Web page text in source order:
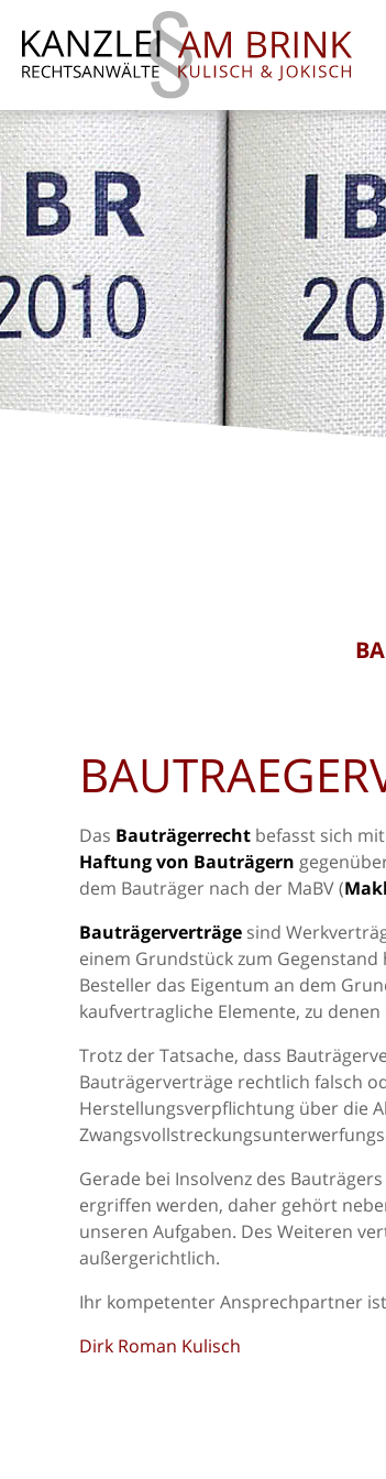
Das Bauträgerrecht befasst sich
Haftung von Bauträgern
dem Bauträger nach der MaBV (
Bauträgerverträge sind
einem Grundstück zum
Besteller das Eigentum an dem
kaufvertragliche Elemente, zu
Trotz der Tatsache, dass
Bauträgerverträge rechtlich falsch
Herstellungsverpflichtung über die
Gerade bei Insolvenz des
ergriffen werden, daher gehört
unseren Aufgaben. Des Weiteren
außergerichtlich.
Ihr kompetenter Ansprechpartner
Dirk Roman Kulisch